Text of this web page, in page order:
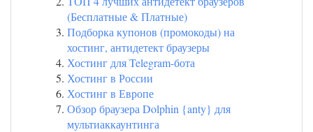
(Бесплатные & Платные)
Подборка купонов (промокоды) на
хостинг, антидетект браузеры
Хостинг для Telegram-бота
Хостинг в России
Хостинг в Европе
Обзор браузера Dolphin {anty} для
мультиаккаунтинга